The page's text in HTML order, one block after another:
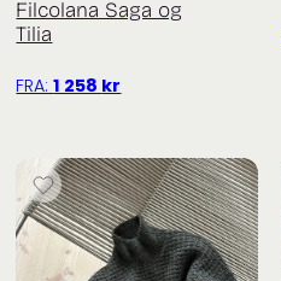
Filcolana Saga og
Tilia
FRA:1 258 kr